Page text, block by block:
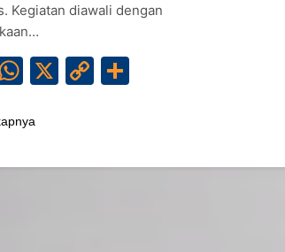
Kegiatan diawali dengan
WhatsApp
X
Copy